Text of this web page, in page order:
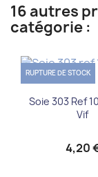
16 autres
catégorie :
Soie 303 Ref
Vif
4,20
RUPTURE DE STOCK